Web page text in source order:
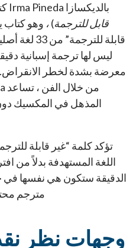
بالديكسازا Irma Pineda كتابًا بعنوان
قابل للترجمة)، وهو كتاب
قابلة
ليس لها ترجمة إسبانية
معرضة بشدة لخطر الانقراض.
المذهل في المكسيك دون
تؤكد كلمة “غير قابلة
اللغة المستهدفة بدلاً من
الدقيقة ستكون هي نفسها في
مترجم
وجهات نظر